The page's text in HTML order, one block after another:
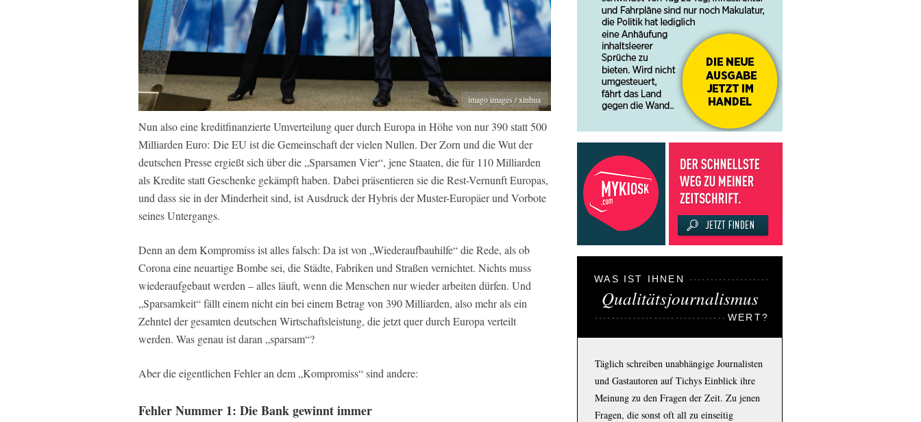
imago images / xinhua
Nun also eine kreditfinanzierte Umverteilung quer durch Europa in Höhe von nur 390 statt 500
Milliarden Euro: Die EU ist die Gemeinschaft der vielen Nullen. Der Zorn und die Wut der
deutschen Presse ergießt sich über die „Sparsamen Vier“, jene Staaten, die für 110 Milliarden
als Kredite statt Geschenke gekämpft haben. Dabei präsentieren sie die Rest-Vernunft Europas,
und dass sie in der Minderheit sind, ist Ausdruck der Hybris der Muster-Europäer und Vorbote
seines Untergangs.
Denn an dem Kompromiss ist alles falsch: Da ist von „Wiederaufbauhilfe“ die Rede, als ob
Corona eine neuartige Bombe sei, die Städte, Fabriken und Straßen vernichtet. Nichts muss
wiederaufgebaut werden – alles läuft, wenn die Menschen nur wieder arbeiten dürfen. Und
„Sparsamkeit“ fällt einem nicht ein bei einem Betrag von 390 Milliarden, also mehr als ein
Zehntel der gesamten deutschen Wirtschaftsleistung, die jetzt quer durch Europa verteilt
werden. Was genau ist daran „sparsam“?
Aber die eigentlichen Fehler an dem „Kompromiss“ sind andere:
Fehler Nummer 1: Die Bank gewinnt immer
WAS IST IHNEN
Qualitätsjournalismus
WERT?
Täglich schreiben unabhängige Journalisten
und Gastautoren auf Tichys Einblick ihre
Meinung zu den Fragen der Zeit. Zu jenen
Fragen, die sonst oft all zu einseitig